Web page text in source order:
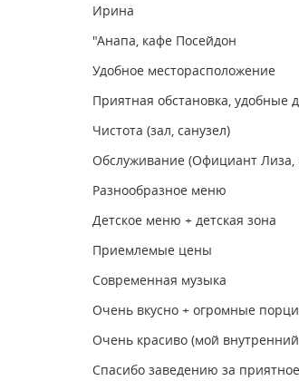
Ирина
"Анапа, кафе Посейдон
Удобное месторасположение
Приятная обстановка, удобные
Чистота (зал, санузел)
Обслуживание (Официант Лиза,
Разнообразное меню
Детское меню + детская зона
Приемлемые цены
Современная музыка
Очень вкусно + огромные
Очень красиво (мой внутренний
Спасибо заведению за